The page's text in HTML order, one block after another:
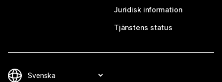
Juridisk information
Tjänstens status